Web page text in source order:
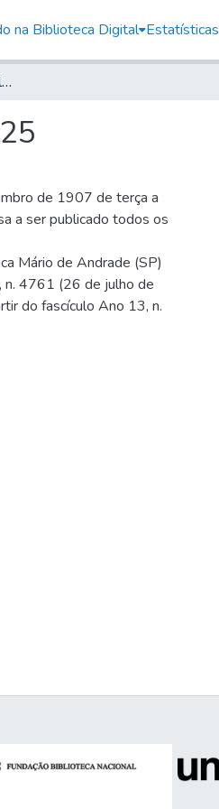
na Biblioteca Digital Estatísticas
O Commercio de São Paulo, 1903, Ano XI, n. 3225
de 1907 de terça a
a ser publicado todos os
Mário de Andrade (SP)
n. 4761 (26 de julho de
do fascículo Ano 13, n.